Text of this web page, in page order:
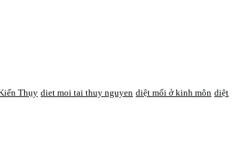
Thụy diet moi tai thuy nguyen diệt mối ở kinh môn diệt